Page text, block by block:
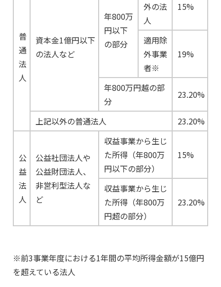
普
通
法
人
資本金1億円以下
の法人など
年800万
円以下
の部分
外の法
人
15%
適用除
外事業
者※
19%
年800万円越の部
分
23.20%
上記以外の普通法人 23.20%
公
益
法
人
公益社団法人や
公益財団法人、
非営利型法人な
ど
収益事業から生じ
た所得（年800万
円以下の部分）
15%
収益事業から生じ
た所得（年800万
円超の部分）
23.20%
※前3事業年度における1年間の平均所得金額が15億円
を超えている法人